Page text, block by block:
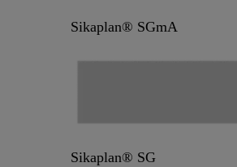
Sikaplan® SGmA
Sikaplan® SG